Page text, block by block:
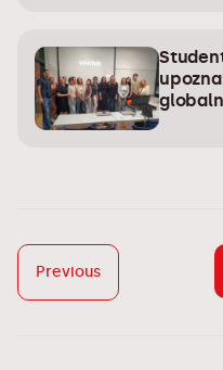
Previous